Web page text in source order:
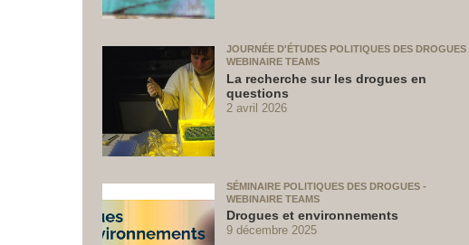
JOURNÉE D'ÉTUDES POLITIQUES DES DROGUES
WEBINAIRE TEAMS
La recherche sur les drogues en
questions
2 avril 2026
SÉMINAIRE POLITIQUES DES DROGUES -
WEBINAIRE TEAMS
Drogues et environnements
9 décembre 2025